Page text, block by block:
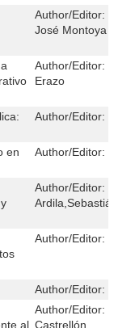
Author/Editor:
José Montoya
Author/Editor:
Erazo
Author/Editor:
en
Author/Editor:
Author/Editor:
Author/Editor:
Author/Editor:
al
Author/Editor:
Castrellón